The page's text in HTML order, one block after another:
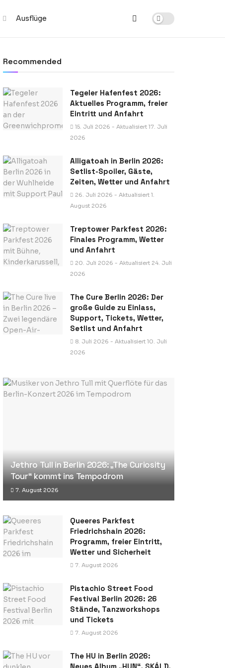
Ausflüge
Recommended
Tegeler Hafenfest 2026:
Aktuelles Programm, freier
Eintritt und Anfahrt
15. Juli 2026 - Aktualisiert 17. Juli
2026
Alligatoah in Berlin 2026:
Setlist-Spoiler, Gäste,
Zeiten, Wetter und Anfahrt
26. Juli 2026 - Aktualisiert 1.
August 2026
Treptower Parkfest 2026:
Finales Programm, Wetter
und Anfahrt
20. Juli 2026 - Aktualisiert 24. Juli
2026
The Cure Berlin 2026: Der
große Guide zu Einlass,
Support, Tickets, Wetter,
Setlist und Anfahrt
8. Juli 2026 - Aktualisiert 10. Juli
2026
Jethro Tull in Berlin 2026: „The Curiosity
Tour“ kommt ins Tempodrom
7. August 2026
Queeres Parkfest
Friedrichshain 2026:
Programm, freier Eintritt,
Wetter und Sicherheit
7. August 2026
Pistachio Street Food
Festival Berlin 2026: 26
Stände, Tanzworkshops
und Tickets
7. August 2026
The HU in Berlin 2026:
Neues Album „HUN“, SKÁLD,